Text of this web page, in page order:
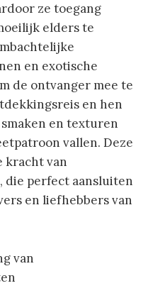
ze toegang
elders te
en exotische
de ontvanger mee te
en hen
en texturen
vallen. Deze
kracht van
die perfect aansluiten
en liefhebbers van
van